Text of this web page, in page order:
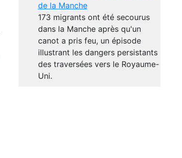
de la Manche
173 migrants ont été secourus
dans la Manche après qu'un
canot a pris feu, un épisode
illustrant les dangers persistants
des traversées vers le Royaume-
Uni.